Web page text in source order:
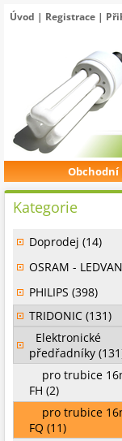
Úvod | Registrace |
Kategorie
Doprodej (14)
OSRAM -
PHILIPS (398)
TRIDONIC (131)
Elektronické
předřadníky
pro trubice
FH (2)
pro trubice
FQ (11)